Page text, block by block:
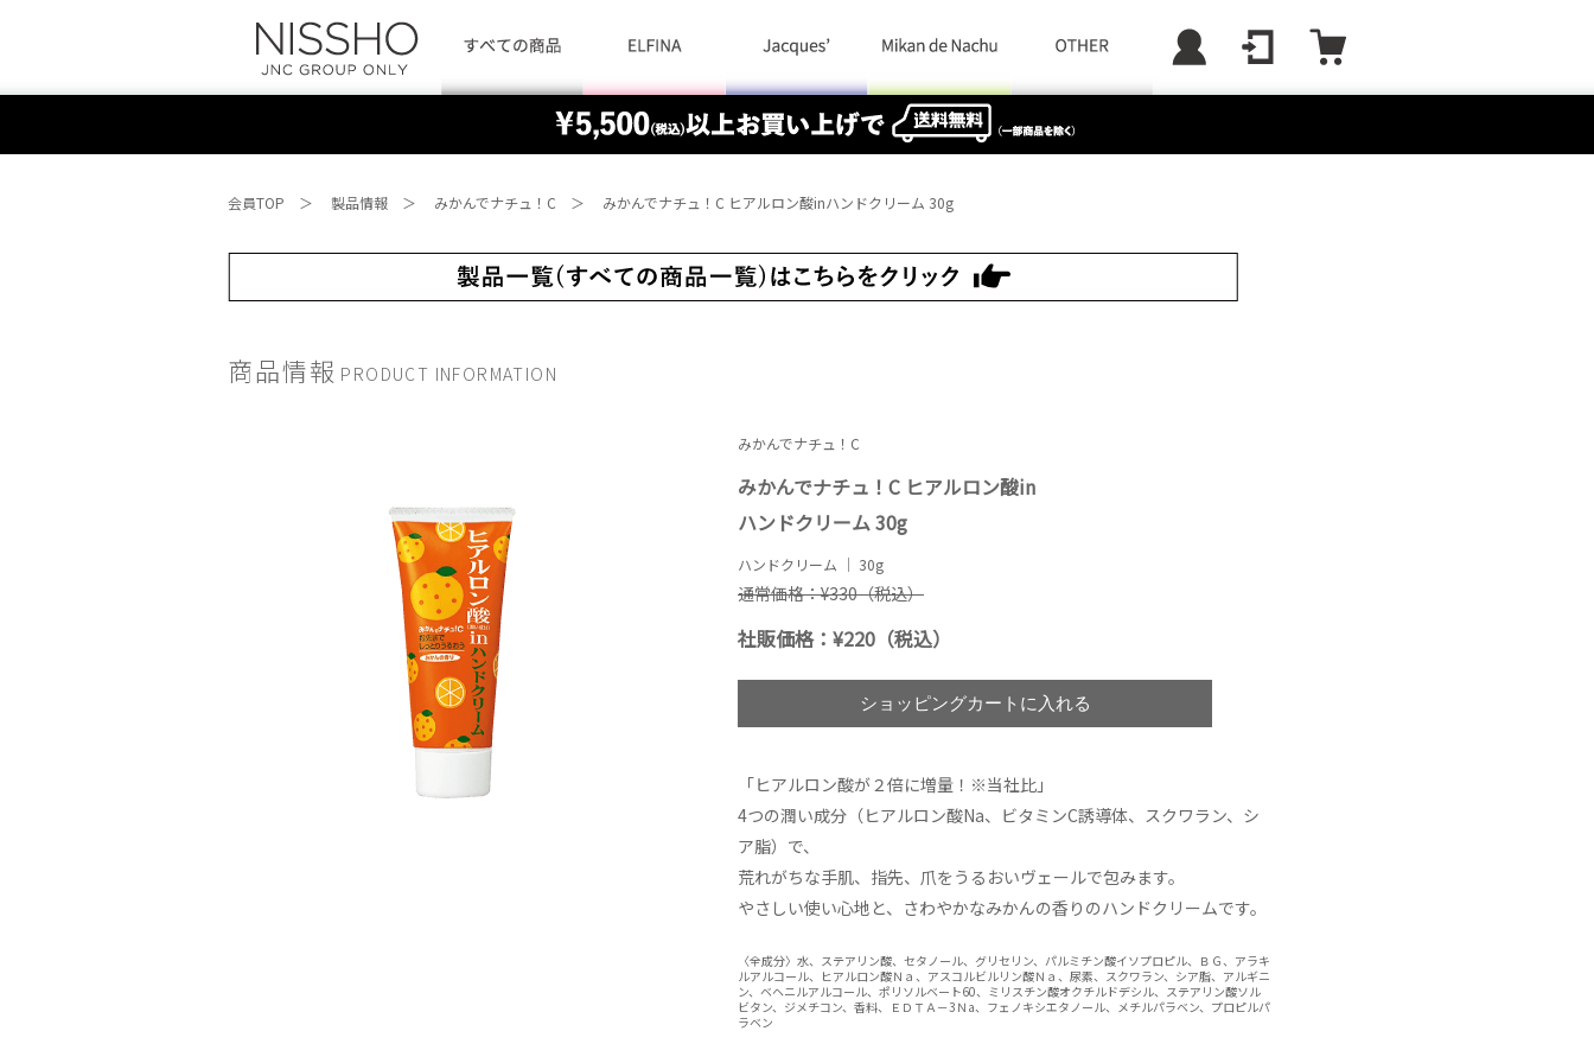
会員TOP ＞ 製品情報 ＞ みかんでナチュ！C ＞ みかんでナチュ！C ヒアルロン酸inハンドクリーム 30g
商品情報 PRODUCT INFORMATION
みかんでナチュ！C
みかんでナチュ！C ヒアルロン酸in
ハンドクリーム 30g
ハンドクリーム │ 30g
通常価格：¥330（税込）
社販価格：¥220（税込）
「ヒアルロン酸が２倍に増量！※当社比」
4つの潤い成分（ヒアルロン酸Na、ビタミンC誘導体、スクワラン、シ
ア脂）で、
荒れがちな手肌、指先、爪をうるおいヴェールで包みます。
やさしい使い心地と、さわやかなみかんの香りのハンドクリームです。
〈全成分〉水、ステアリン酸、セタノール、グリセリン、パルミチン酸イソプロピル、ＢＧ、アラキ
ルアルコール、ヒアルロン酸Ｎａ、アスコルビルリン酸Ｎａ、尿素、スクワラン、シア脂、アルギニ
ン、ベヘニルアルコール、ポリソルベート60、ミリスチン酸オクチルドデシル、ステアリン酸ソル
ビタン、ジメチコン、香料、ＥＤＴＡ－3Ｎa、フェノキシエタノール、メチルパラベン、プロピルパ
ラベン